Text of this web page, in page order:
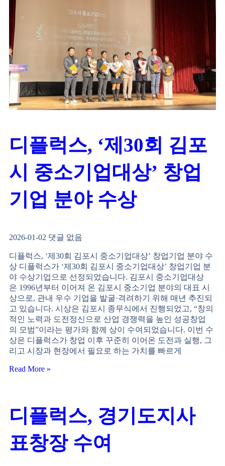
디플럭스, ‘제30회 김포
시 중소기업대상’ 창업
기업 분야 수상
2026-01-02 댓글 없음
디플럭스, ‘제30회 김포시 중소기업대상’ 창업기업 분야 수
상 디플럭스가 ‘제30회 김포시 중소기업대상’ 창업기업 분
야 수상기업으로 선정되었습니다. 김포시 중소기업대상
은 1996년부터 이어져 온 김포시 중소기업 분야의 대표 시
상으로, 관내 우수 기업을 발굴·격려하기 위해 매년 추진되
고 있습니다. 시상은 김포시 종무식에서 진행되었고, “창의
적인 노력과 도전정신으로 산업 경쟁력을 높인 성공창업
의 모범”이라는 평가와 함께 상이 수여되었습니다. 이번 수
상은 디플럭스가 창업 이후 꾸준히 이어온 도전과 실행, 그
리고 시장과 현장에서 필요로 하는 가치를 빠르게
Read More »
디플럭스, 경기도지사
표창장 수여